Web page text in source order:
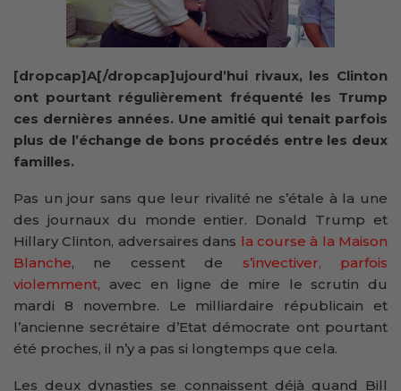
[dropcap]A[/dropcap]ujourd’hui rivaux, les Clinton
ont pourtant régulièrement fréquenté les Trump
ces dernières années. Une amitié qui tenait parfois
plus de l’échange de bons procédés entre les deux
familles.
Pas un jour sans que leur rivalité ne s’étale à la une
des journaux du monde entier. Donald Trump et
Hillary Clinton, adversaires dans la course à la Maison
Blanche, ne cessent de s’invectiver, parfois
violemment, avec en ligne de mire le scrutin du
mardi 8 novembre. Le milliardaire républicain et
l’ancienne secrétaire d’Etat démocrate ont pourtant
été proches, il n’y a pas si longtemps que cela.
Les deux dynasties se connaissent déjà quand Bill